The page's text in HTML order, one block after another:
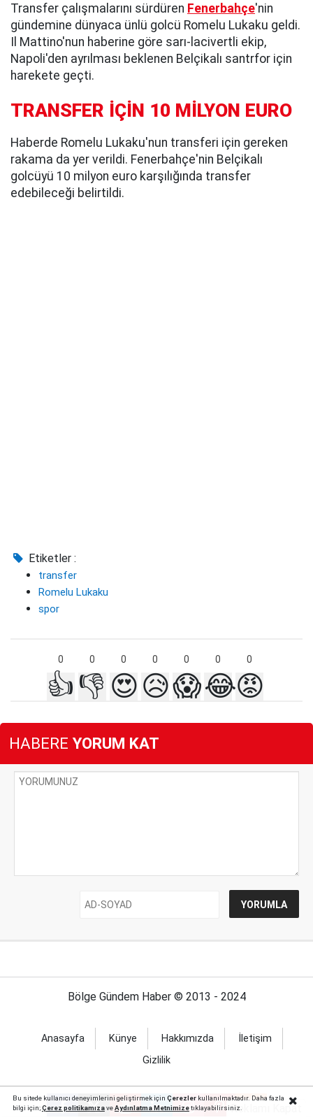
Transfer çalışmalarını sürdüren Fenerbahçe'nin
gündemine dünyaca ünlü golcü Romelu Lukaku geldi.
Il Mattino'nun haberine göre sarı-lacivertli ekip,
Napoli'den ayrılması beklenen Belçikalı santrfor için
harekete geçti.
TRANSFER İÇİN 10 MİLYON EURO
Haberde Romelu Lukaku'nun transferi için gereken
rakama da yer verildi. Fenerbahçe'nin Belçikalı
golcüyü 10 milyon euro karşılığında transfer
edebileceği belirtildi.
Etiketler :
transfer
Romelu Lukaku
spor
0 0 0 0 0 0 0
👍 👎 😍😥😱😂😡
HABERE YORUM KAT
Bölge Gündem Haber © 2013 - 2024
Anasayfa Künye Hakkımızda
İletişim
Gizlilik
Bu sitede kullanıcı deneyimlerini geliştirmek için Çerezlerkullanılmaktadır. Daha fazla
bilgi için;Çerez politikamızaveAydınlatma Metnimizetıklayabilirsiniz.Reklamı Kapat